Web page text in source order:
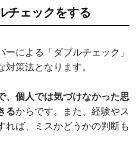
チェックをする
による「ダブルチェック」
対策法となります。
、個人では気づけなかった思
るからです。また、経験やス
れば、ミスかどうかの判断も